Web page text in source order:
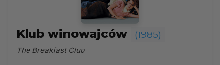
Klub winowajców (1985)
The Breakfast Club